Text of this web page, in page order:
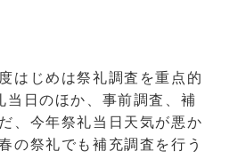
はじめは祭礼調査を重点的
当日のほか、事前調査、補
、今年祭礼当日天気が悪か
の祭礼でも補充調査を行う